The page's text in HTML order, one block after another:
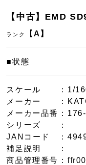
【中古】EMD
ランク 【A】
■状態
スケール
：1/
メーカー
：
メーカー品番
：
シリーズ
：
JANコード
：
補足説明
：
商品管理番号 ：